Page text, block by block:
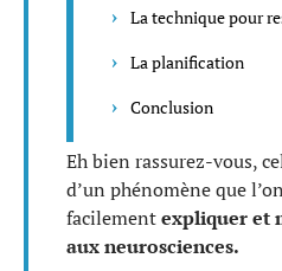
La technique pour
La planification
Conclusion
Eh bien rassurez-vous,
d’un phénomène que
facilementexpliquer et
aux neurosciences.